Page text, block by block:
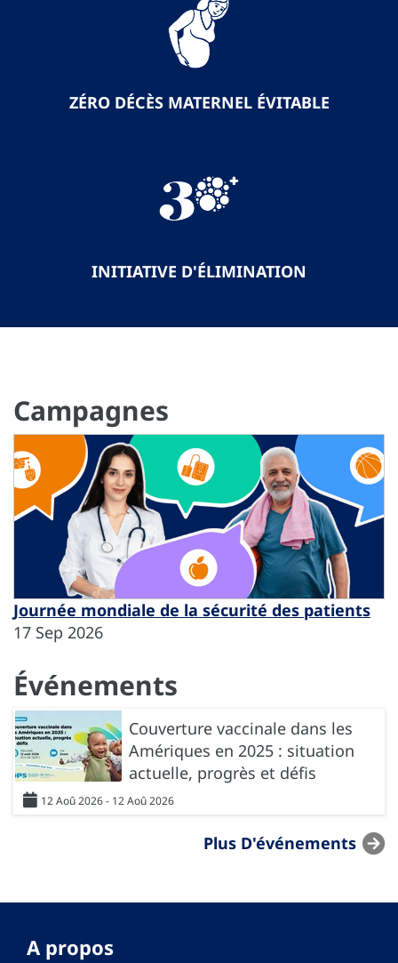
ZÉRO DÉCÈS MATERNEL ÉVITABLE
INITIATIVE D'ÉLIMINATION
Campagnes
Journée mondiale de la sécurité des patients
17 Sep 2026
Événements
Couverture vaccinale dans les
Amériques en 2025 : situation
actuelle, progrès et défis
12 Aoû 2026 - 12 Aoû 2026
Plus D'événements
A propos